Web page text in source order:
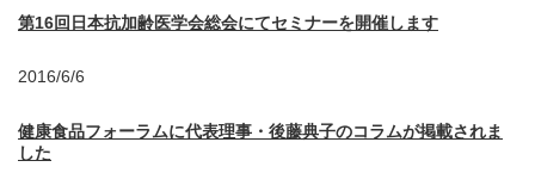
第16回日本抗加齢医学会総会にてセミナーを開催します
2016/6/6
健康食品フォーラムに代表理事・後藤典子のコラムが掲載されま
した